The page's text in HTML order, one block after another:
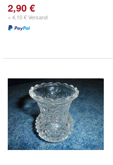
2,90 €
+ 4,10 € Versand